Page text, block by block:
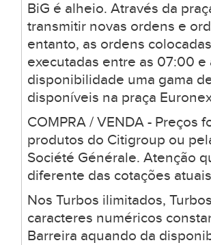
BiG é alheio. Através da
transmitir novas ordens e
entanto, as ordens
executadas entre as 07:00
disponibilidade uma gama
disponíveis na praça
COMPRA / VENDA - Preços
produtos do Citigroup ou
Société Générale. Atenção
diferente das cotações
Nos Turbos ilimitados,
caracteres numéricos
Barreira aquando da